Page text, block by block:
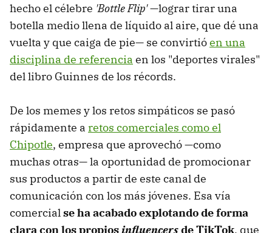
hecho el célebre 'Bottle Flip'—lograr tirar una
botella medio llena de líquido al aire, que dé una
vuelta y que caiga de pie— se convirtióen una
disciplina de referencia en los "deportes virales"
del libro Guinnes de los récords.
De los memes y los retos simpáticos se pasó
rápidamente a retos comerciales como el
Chipotle, empresa que aprovechó —como
muchas otras— la oportunidad de promocionar
sus productos a partir de este canal de
comunicación con los más jóvenes. Esa vía
comercialse ha acabado explotando de forma
clara con los propiosinfluencersde TikTok, que